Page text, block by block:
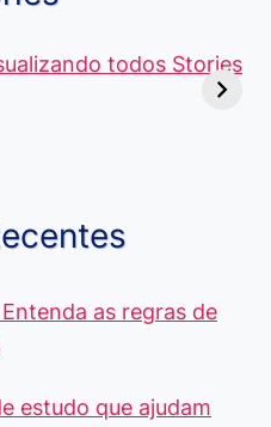
todos Stories
5 Centavos
Curso de
Pacote
as regras de
estudo que ajudam